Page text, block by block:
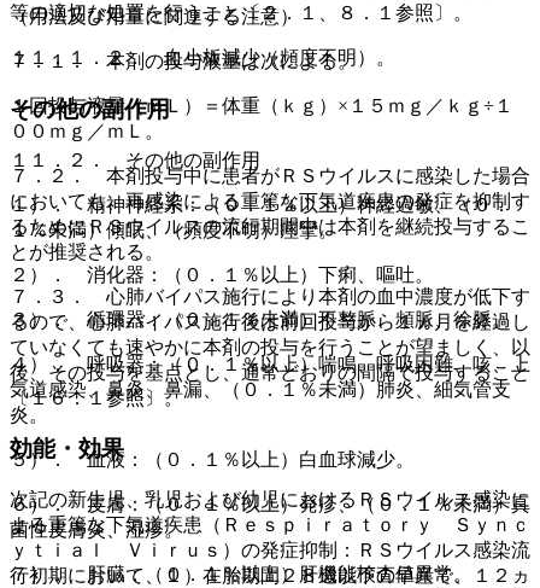
等の適切な処置を行うこと〔２．１、８．１参照〕。
１１．１．２． 血小板減少（頻度不明）。
その他の副作用
１１．２． その他の副作用
１）． 精神神経系：（０．１％以上）神経過敏、（０．
１％未満）傾眠、（頻度不明）痙攣。
２）． 消化器：（０．１％以上）下痢、嘔吐。
３）． 循環器：（０．１％未満）不整脈、頻脈、徐脈。
４）． 呼吸器：（０．１％以上）喘鳴、呼吸困難、咳、上
気道感染、鼻炎、鼻漏、（０．１％未満）肺炎、細気管支
炎。
５）． 血液：（０．１％以上）白血球減少。
６）． 皮膚：（０．１％以上）発疹、（０．１％未満）真
菌性皮膚炎、湿疹。
７）． 肝臓：（０．１％以上）肝機能検査値異常。
（用法及び用量に関連する注意）
７．１． 本剤の投与液量は次による。
１回投与液量（ｍＬ）＝体重（ｋｇ）×１５ｍｇ／ｋｇ÷１
００ｍｇ／ｍＬ。
７．２． 本剤投与中に患者がＲＳウイルスに感染した場合
においても、再感染による重篤な下気道疾患の発症を抑制す
るためにＲＳウイルスの流行期間中は本剤を継続投与するこ
とが推奨される。
７．３． 心肺バイパス施行により本剤の血中濃度が低下す
るので、心肺バイパス施行後は前回投与から１ヵ月を経過し
ていなくても速やかに本剤の投与を行うことが望ましく、以
後、その投与を基点とし、通常どおりの間隔で投与すること
〔１６．１参照〕。
効能・効果
次記の新生児、乳児および幼児におけるＲＳウイルス感染に
よる重篤な下気道疾患（Ｒｅｓｐｉｒａｔｏｒｙ Ｓｙｎｃ
ｙｔｉａｌ Ｖｉｒｕｓ）の発症抑制：ＲＳウイルス感染流
行初期において、１）在胎期間２８週以下の早産で、１２ヵ